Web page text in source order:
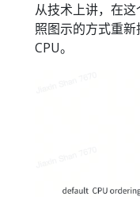
从技术上讲，在
照图示的方式重
CPU。